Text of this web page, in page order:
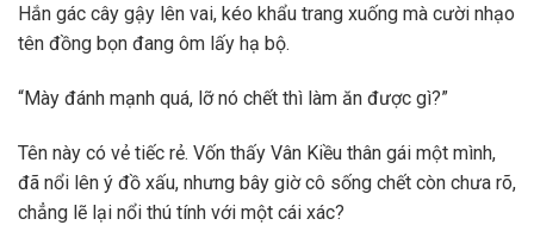
Hắn gác cây gậy lên vai, kéo khẩu trang xuống mà cười nhạo
tên đồng bọn đang ôm lấy hạ bộ.
“Mày đánh mạnh quá, lỡ nó chết thì làm ăn được gì?”
Tên này có vẻ tiếc rẻ. Vốn thấy Vân Kiều thân gái một mình,
đã nổi lên ý đồ xấu, nhưng bây giờ cô sống chết còn chưa rõ,
chẳng lẽ lại nổi thú tính với một cái xác?